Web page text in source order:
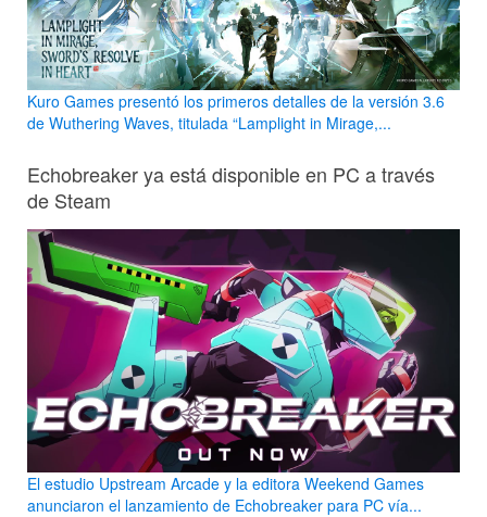
Kuro Games presentó los primeros detalles de la versión 3.6
de Wuthering Waves, titulada “Lamplight in Mirage,...
Echobreaker ya está disponible en PC a través
de Steam
El estudio Upstream Arcade y la editora Weekend Games
anunciaron el lanzamiento de Echobreaker para PC vía...